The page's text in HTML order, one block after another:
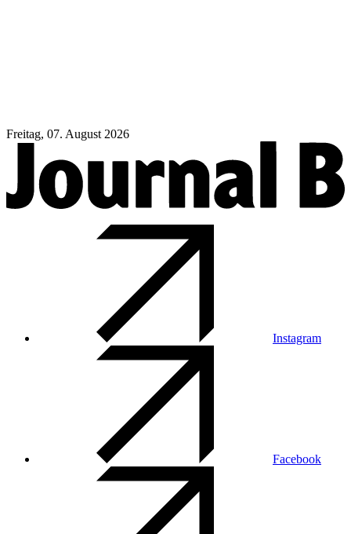
Freitag, 07. August 2026
Instagram
Facebook